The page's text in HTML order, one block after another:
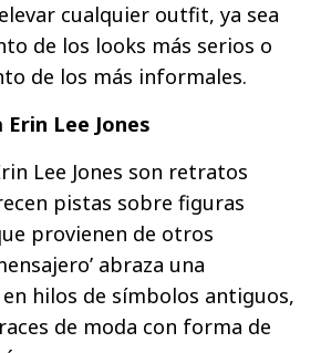
cualquier outfit, ya sea
de los looks más serios o
de los más informales.
Lee Jones
Lee Jones son retratos
pistas sobre figuras
provienen de otros
abraza una
hilos de símbolos antiguos,
de moda con forma de